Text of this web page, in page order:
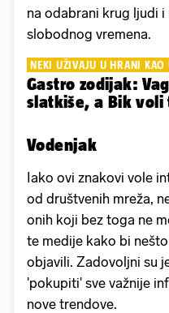
na odabrani krug ljudi
slobodnog vremena.
NEKI UŽIVAJU U HRANI KAO
Gastro zodijak:
slatkiše, a Bik voli
Vodenjak
Iako ovi znakovi vole
od društvenih mreža,
onih koji bez toga ne
te medije kako bi
objavili. Zadovoljni su
'pokupiti' sve važnije
nove trendove.